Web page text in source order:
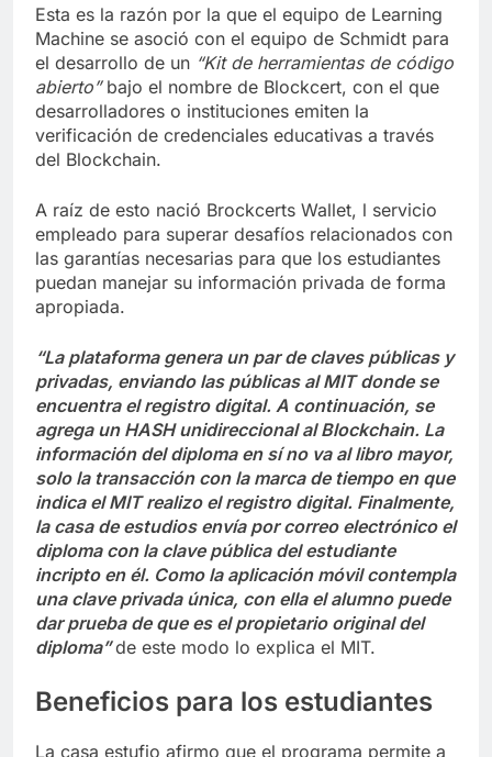
Esta es la razón por la que el equipo de Learning
Machine se asoció con el equipo de Schmidt para
el desarrollo de un “Kit de herramientas de código
abierto”bajo el nombre de Blockcert, con el que
desarrolladores o instituciones emiten la
verificación de credenciales educativas a través
del Blockchain.
A raíz de esto nació Brockcerts Wallet, l servicio
empleado para superar desafíos relacionados con
las garantías necesarias para que los estudiantes
puedan manejar su información privada de forma
apropiada.
“La plataforma genera un par de claves públicas y
privadas, enviando las públicas al MIT donde se
encuentra el registro digital. A continuación, se
agrega un HASH unidireccional al Blockchain. La
información del diploma en sí no va al libro mayor,
solo la transacción con la marca de tiempo en que
indica el MIT realizo el registro digital. Finalmente,
la casa de estudios envía por correo electrónico el
diploma con la clave pública del estudiante
incripto en él. Como la aplicación móvil contempla
una clave privada única, con ella el alumno puede
dar prueba de que es el propietario original del
diploma”de este modo lo explica el MIT.
Beneficios para los estudiantes
La casa estufio afirmo que el programa permite a